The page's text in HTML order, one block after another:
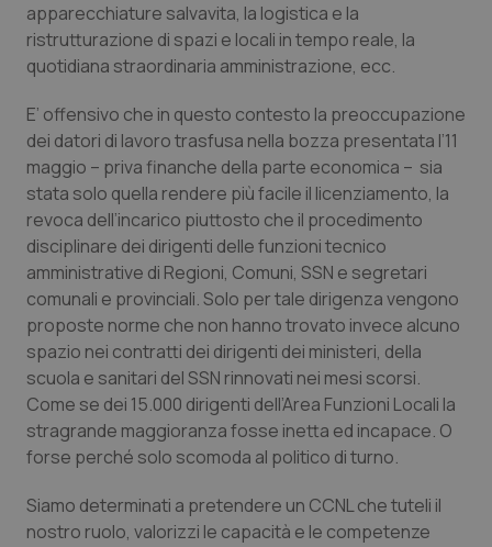
Rene & patologie urogenitali
Salute orale & impianti
Sangue & coagulazione
Tiroide
Tumore al seno
Tumore ovarico
Tumori del Polmone & Testa Collo
Tumori gastrointestinali
Vaccini
apparecchiature salvavita, la logistica e la
ristrutturazione di spazi e locali in tempo reale, la
quotidiana straordinaria amministrazione, ecc.
E’ offensivo che in questo contesto la preoccupazione
dei datori di lavoro trasfusa nella bozza presentata l’11
maggio – priva finanche della parte economica – sia
stata solo quella rendere più facile il licenziamento, la
revoca dell’incarico piuttosto che il procedimento
disciplinare dei dirigenti delle funzioni tecnico
amministrative di Regioni, Comuni, SSN e segretari
comunali e provinciali. Solo per tale dirigenza vengono
proposte norme che non hanno trovato invece alcuno
spazio nei contratti dei dirigenti dei ministeri, della
scuola e sanitari del SSN rinnovati nei mesi scorsi.
Come se dei 15.000 dirigenti dell’Area Funzioni Locali la
stragrande maggioranza fosse inetta ed incapace. O
forse perché solo scomoda al politico di turno.
Siamo determinati a pretendere un CCNL che tuteli il
nostro ruolo, valorizzi le capacità e le competenze